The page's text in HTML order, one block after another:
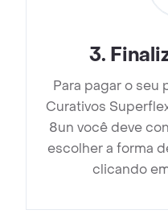
3.
Para pagar o seu
Curativos
8un você deve
escolher a forma
clicando